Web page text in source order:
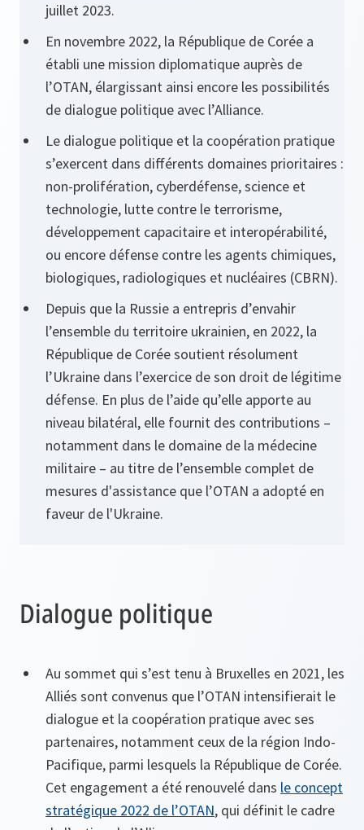
juillet 2023.
En novembre 2022, la République de Corée a
établi une mission diplomatique auprès de
l’OTAN, élargissant ainsi encore les possibilités
de dialogue politique avec l’Alliance.
Le dialogue politique et la coopération pratique
s’exercent dans différents domaines prioritaires :
non-prolifération, cyberdéfense, science et
technologie, lutte contre le terrorisme,
développement capacitaire et interopérabilité,
ou encore défense contre les agents chimiques,
biologiques, radiologiques et nucléaires (CBRN).
Depuis que la Russie a entrepris d’envahir
l’ensemble du territoire ukrainien, en 2022, la
République de Corée soutient résolument
l’Ukraine dans l’exercice de son droit de légitime
défense. En plus de l’aide qu’elle apporte au
niveau bilatéral, elle fournit des contributions –
notamment dans le domaine de la médecine
militaire – au titre de l’ensemble complet de
mesures d'assistance que l’OTAN a adopté en
faveur de l'Ukraine.
Dialogue politique
Au sommet qui s’est tenu à Bruxelles en 2021, les
Alliés sont convenus que l’OTAN intensifierait le
dialogue et la coopération pratique avec ses
partenaires, notamment ceux de la région Indo-
Pacifique, parmi lesquels la République de Corée.
Cet engagement a été renouvelé dans le concept
stratégique 2022 de l’OTAN, qui définit le cadre